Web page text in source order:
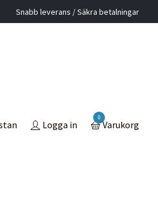
Snabb leverans / Säkra betalningar
Logga in
0
Varukorg